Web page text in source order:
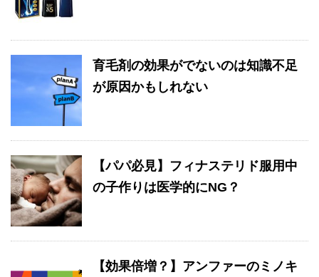
育毛剤の効果がでないのは知識不足
が原因かもしれない
【パパ必見】フィナステリド服用中
の子作りは医学的にNG？
【効果倍増？】アンファーのミノキ